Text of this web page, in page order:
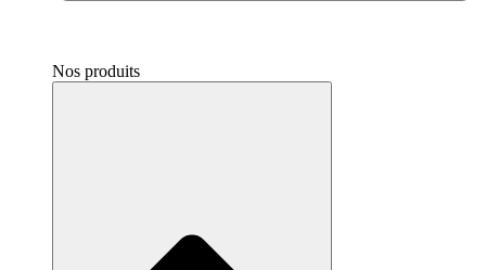
Nos produits